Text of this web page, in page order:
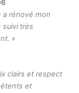
a rénové mon
suivi très
»
clairs et respect
et